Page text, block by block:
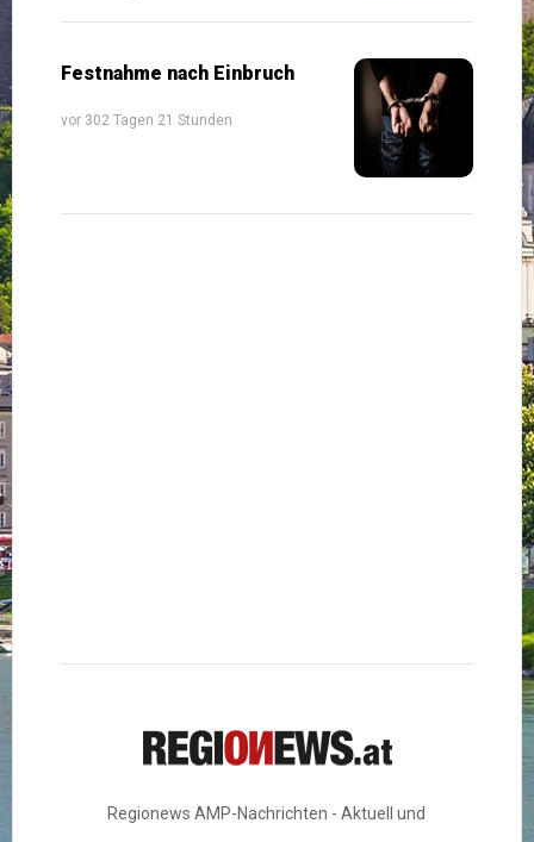
Festnahme nach Einbruch
vor 302 Tagen 21 Stunden
Regionews AMP-Nachrichten - Aktuell und